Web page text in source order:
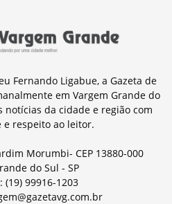
Fernando Ligabue, a Gazeta de
em Vargem Grande do
da cidade e região com
respeito ao leitor.
Morumbi- CEP 13880-000
do Sul - SP
(19) 99916-1203